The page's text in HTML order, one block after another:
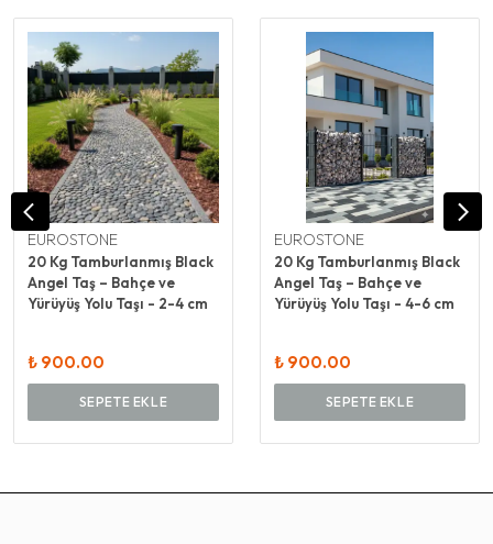
EUROSTONE
20 Kg Tamburlanmış Black
Angel Taş – Bahçe ve
Yürüyüş Yolu Taşı - 2-4 cm
₺ 900.00
SEPETE EKLE
EUROSTONE
20 Kg Tamburlanmış Black
Angel Taş – Bahçe ve
Yürüyüş Yolu Taşı - 4-6 cm
₺ 900.00
SEPETE EKLE